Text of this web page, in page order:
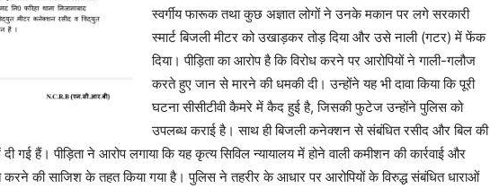
स्वर्गीय फारूक तथा कुछ अज्ञात लोगों ने उनके मकान पर लगे सरकारी
स्मार्ट बिजली मीटर को उखाड़कर तोड़ दिया और उसे नाली (गटर) में फेंक
दिया। पीड़िता का आरोप है कि विरोध करने पर आरोपियों ने गाली-गलौज
करते हुए जान से मारने की धमकी दी। उन्होंने यह भी दावा किया कि पूरी
घटना सीसीटीवी कैमरे में कैद हुई है, जिसकी फुटेज उन्होंने पुलिस को
उपलब्ध कराई है। साथ ही बिजली कनेक्शन से संबंधित रसीद और बिल की
दी गई हैं। पीड़िता ने आरोप लगाया कि यह कृत्य सिविल न्यायालय में होने वाली कमीशन की कार्रवाई और
करने की साजिश के तहत किया गया है। पुलिस ने तहरीर के आधार पर आरोपियों के विरुद्ध संबंधित धाराओं